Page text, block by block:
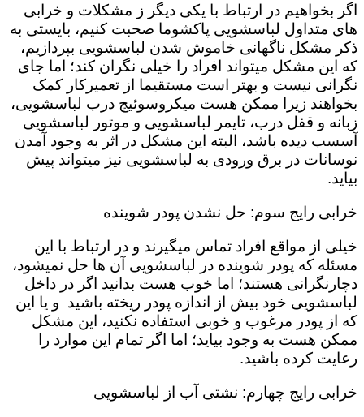
اگر بخواهیم در ارتباط با یکی دیگر ز مشکلات و خرابی
های متداول لباسشویی پاکشوما صحبت کنیم، بایستی به
ذکر مشکل ناگهانی خاموش شدن لباسشویی بپردازیم،
که این مشکل میتواند افراد را خیلی نگران کند؛ اما جای
نگرانی نیست و بهتر است مستقیما از تعمیرکار کمک
بخواهند زیرا ممکن هست میکروسوئیچ درب لباسشویی،
زبانه و قفل درب، تایمر لباسشویی و موتور لباسشویی
آسسب دیده باشد، البته این مشکل در اثر به وجود آمدن
نوسانات در برق ورودی به لباسشویی نیز میتواند پیش
بیاید.
خرابی رایج سوم: حل نشدن پودر شوینده
خیلی از مواقع افراد تماس میگیرند و در ارتباط با این
مسئله که پودر شوینده در لباسشویی آن ها حل نمیشود،
دچارنگرانی هستند؛ اما خوب هست بدانید اگر در داخل
لباسشویی خود بیش از اندازه پودر ریخته باشید و یا این
که از پودر مرغوب و خوبی استفاده نکنید، این مشکل
ممکن هست به وجود بیاید؛ اما اگر تمام این موارد را
رعایت کرده باشید.
خرابی رایج چهارم: نشتی آب از لباسشویی